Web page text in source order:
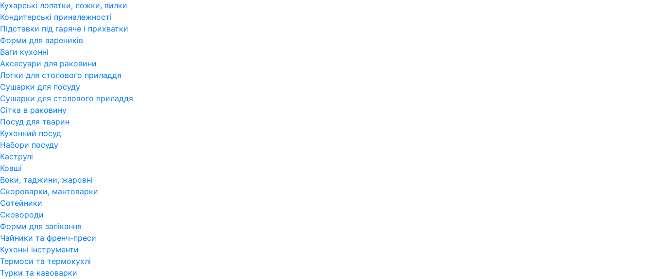
Кухарські лопатки, ложки, вилки
Кондитерські приналежності
Підставки під гаряче і прихватки
Форми для вареників
Ваги кухонні
Аксесуари для раковини
Лотки для столового приладдя
Сушарки для посуду
Сушарки для столового приладдя
Сітка в раковину
Посуд для тварин
Кухонний посуд
Набори посуду
Каструлі
Ковші
Воки, таджини, жаровні
Скороварки, мантоварки
Сотейники
Сковороди
Форми для запікання
Чайники та френч-преси
Кухонні інструменти
Термоси та термокухлі
Турки та кавоварки